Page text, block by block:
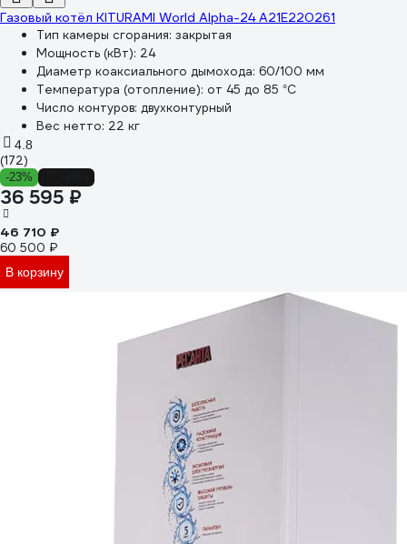
Газовый котёл KITURAMI World Alpha-24 A21E220261
Тип камеры сгорания: закрытая
Мощность (кВт): 24
Диаметр коаксиального дымохода: 60/100 мм
Температура (отопление): от 45 до 85 °С
Число контуров: двухконтурный
Вес нетто: 22 кг
4.8
(172)
-23%
36 595 ₽
46 710 ₽
60 500 ₽
В корзину